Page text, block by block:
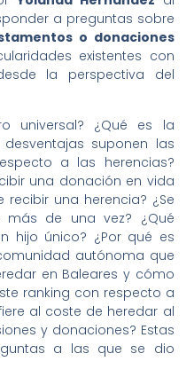
a preguntas sobre
o donaciones
existentes con
la perspectiva del
universal? ¿Qué es la
suponen las
a las herencias?
una donación en vida
una herencia? ¿Se
más de una vez? ¿Qué
hijo único? ¿Por qué es
autónoma que
en Baleares y cómo
ranking con respecto a
al coste de heredar al
y donaciones? Estas
a las que se dio